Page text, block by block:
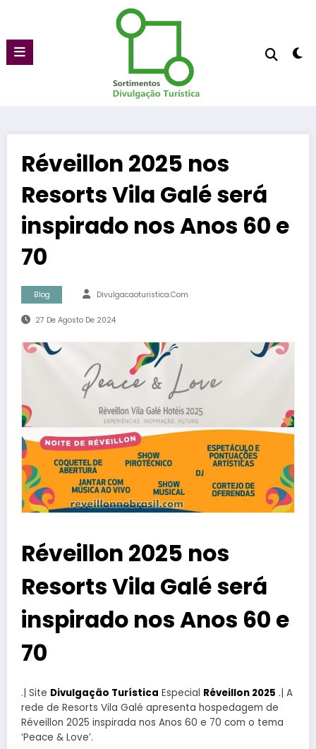
conteúdo
Réveillon 2025 nos
Resorts Vila Galé será
inspirado nos Anos 60 e
70
Blog Divulgacaoturistica.com
27 De Agosto De 2024
Réveillon 2025 nos
Resorts Vila Galé será
inspirado nos Anos 60 e
70
.| Site Divulgação Turística Especial Réveillon 2025 .| A
rede de Resorts Vila Galé apresenta hospedagem de
Réveillon 2025 inspirada nos Anos 60 e 70 com o tema
‘Peace & Love’.